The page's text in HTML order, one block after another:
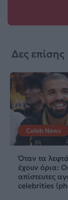
Δες επίσης
Celeb News
Όταν τα
έχουν όρια:
απίστευτες
celebrities